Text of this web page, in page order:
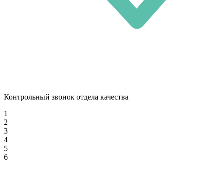
Контрольный звонок отдела качества
1
2
3
4
5
6